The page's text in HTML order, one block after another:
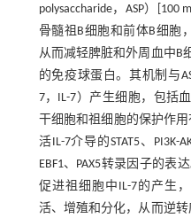
polysaccharide，ASP）
骨髓祖B细胞和前体B细胞
从而减轻脾脏和外周血中B
的免疫球蛋白。其机制与
7，IL-7）产生细胞，包括
干细胞和祖细胞的保护作
活IL-7介导的STAT5、
EBF1、PAX5转录因子的表
促进祖细胞中IL-7的产生
活、增殖和分化，从而逆转